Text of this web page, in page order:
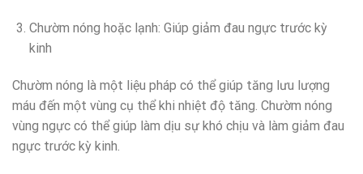
Chườm nóng hoặc lạnh: Giúp giảm đau ngực trước kỳ
kinh
Chườm nóng là một liệu pháp có thể giúp tăng lưu lượng
máu đến một vùng cụ thể khi nhiệt độ tăng. Chườm nóng
vùng ngực có thể giúp làm dịu sự khó chịu và làm giảm đau
ngực trước kỳ kinh.